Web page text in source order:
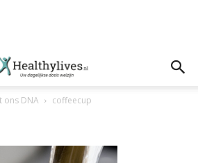
ons DNA coffeecup